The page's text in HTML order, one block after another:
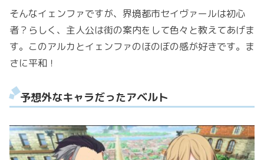
そんなイェンファですが、界境都市セイヴァールは初心
者？らしく、主人公は街の案内をして色々と教えてあげま
す。このアルカとイェンファのほのぼの感が好きです。ま
さに平和！
予想外なキャラだったアベルト